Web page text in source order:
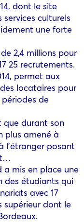
dont le site
services culturels
une forte
2,4 millions pour
25 recrutements.
permet aux
locataires pour
de
que durant son
plus amené à
l’étranger posant
a mis en place une
des étudiants qui
avec 17
supérieur dont le